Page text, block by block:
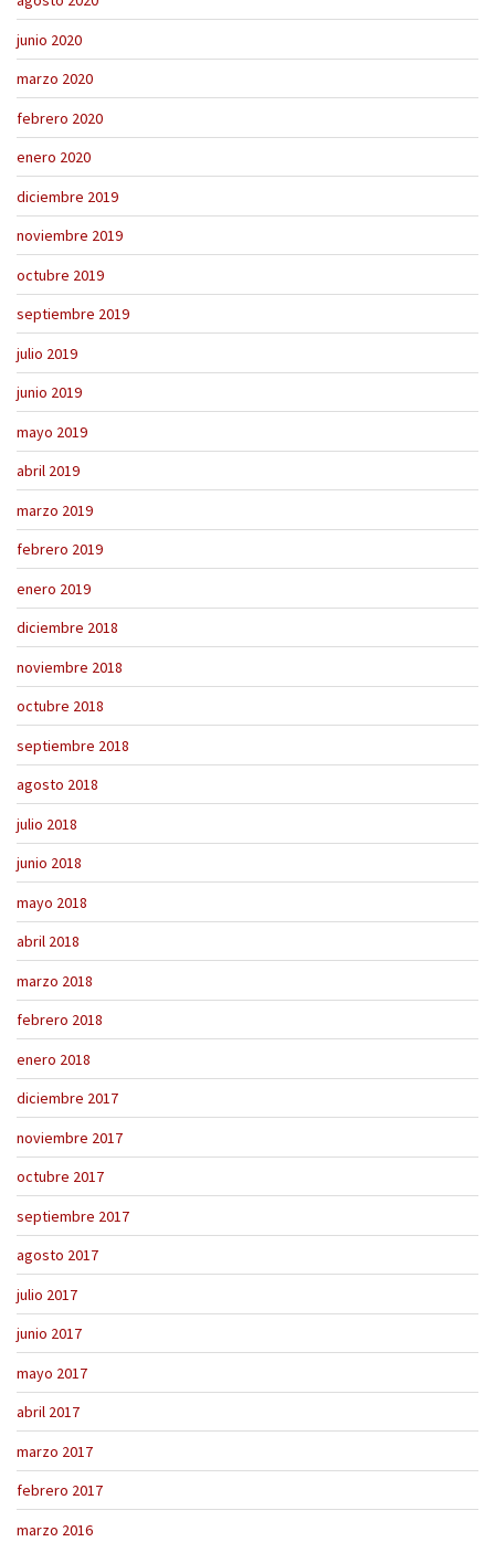
junio 2020
marzo 2020
febrero 2020
enero 2020
diciembre 2019
noviembre 2019
octubre 2019
septiembre 2019
julio 2019
junio 2019
mayo 2019
abril 2019
marzo 2019
febrero 2019
enero 2019
diciembre 2018
noviembre 2018
octubre 2018
septiembre 2018
agosto 2018
julio 2018
junio 2018
mayo 2018
abril 2018
marzo 2018
febrero 2018
enero 2018
diciembre 2017
noviembre 2017
octubre 2017
septiembre 2017
agosto 2017
julio 2017
junio 2017
mayo 2017
abril 2017
marzo 2017
febrero 2017
marzo 2016